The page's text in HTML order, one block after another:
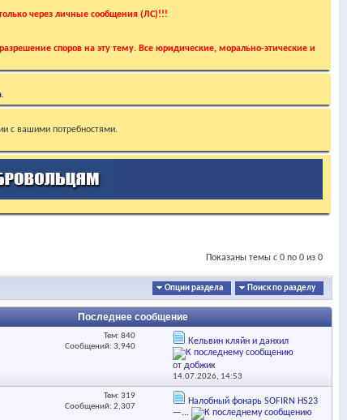
через личные сообщения (ЛС)!!!
споров на эту тему. Все юридические, морально-этические и
.
с вашими потребностями.
Показаны темы с 0 по 0 из 0
Опции раздела Поиск по разделу
Последнее сообщение
Тем: 840
Сообщений: 3,940
Кельвин кляйн и данхил
отдобжик
14.07.2026, 14:53
Тем: 319
Сообщений: 2,307
Налобный фонарь SOFIRN HS23
—...